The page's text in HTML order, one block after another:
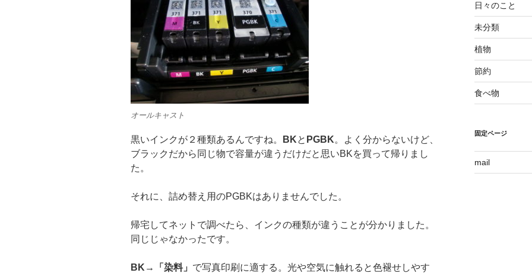
オールキャスト
黒いインクが２種類あるんですね。 BKと PGBK。よく分からないけど、
ブラックだから同じ物で容量が違うだけだと思いBKを買って帰りまし
た。
それに、詰め替え用のPGBKはありませんでした。
帰宅してネットで調べたら、インクの種類が違うことが分かりました。
同じじゃなかったです。
BK→「染料」 で写真印刷に適する。光や空気に触れると色褪せしやす
日々のこと
未分類
植物
節約
食べ物
固定ページ
mail